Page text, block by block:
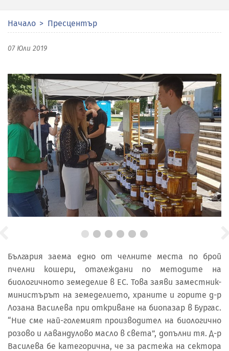
Начало Пресцентър
07 Юли 2019
България заема едно от челните места по брой
пчелни кошери, отглеждани по методите на
биологичното земеделие в ЕС. Това заяви заместник-
министърът на земеделието, храните и горите д-р
Лозана Василева при откриване на биопазар в Бургас.
“Ние сме най-големият производител на биологично
розово и лавандулово масло в света”, допълни тя. Д-р
Василева бе категорична, че за растежа на сектора